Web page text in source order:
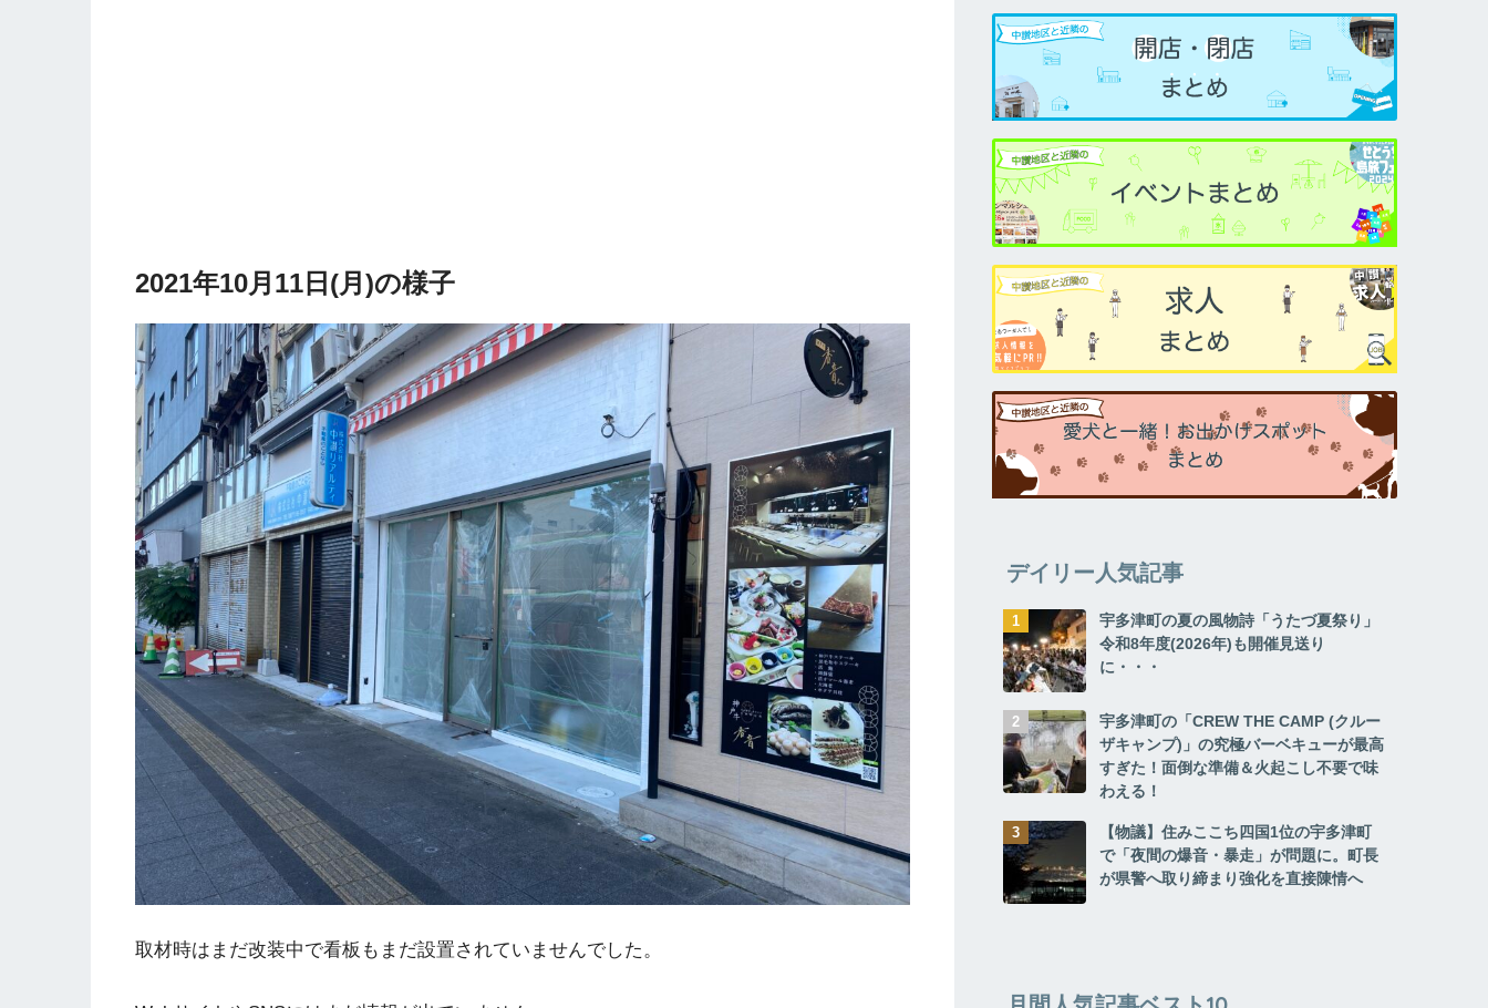
2021年10月11日(月)の様子
取材時はまだ改装中で看板もまだ設置されていませんでした。
デイリー人気記事
宇多津町の夏の風物詩「うたづ夏祭り」
令和8年度(2026年)も開催見送り
に・・・
宇多津町の「CREW THE CAMP (クルー
ザキャンプ)」の究極バーベキューが最高
すぎた！面倒な準備＆火起こし不要で味
わえる！
【物議】住みここち四国1位の宇多津町
で「夜間の爆音・暴走」が問題に。町長
が県警へ取り締まり強化を直接陳情へ